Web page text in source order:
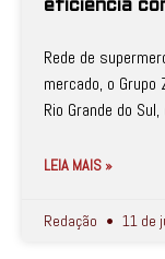
eficiência
Rede de
mercado, o
Rio Grande do Sul,
LEIA MAIS »
Redação 11 de